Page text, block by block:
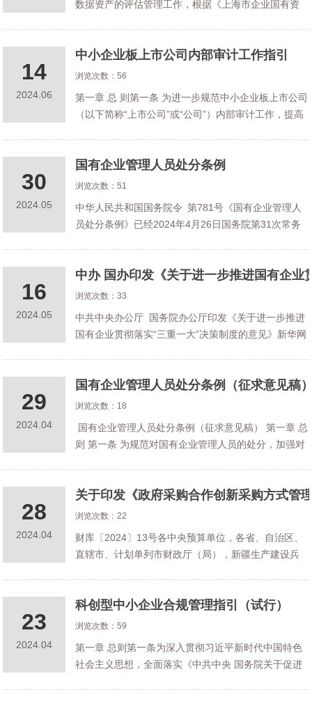
数据资产的评估管理工作，根据《上海市企业国有资
中央企业资产评估
中小企业板上市公司内部审计工作指引
浏览次数：56
第一章 总 则第一条 为进一步规范中小企业板上市公司
（以下简称“上市公司”或“公司”）内部审计工作，提高
法律、法规、规章和《深圳
14
2024.06
国有企业管理人员处分条例
浏览次数：51
中华人民共和国国务院令 第781号《国有企业管理人
员处分条例》已经2024年4月26日国务院第31次常务
例第一章 总
30
2024.05
中办 国办印发《关于进一步推进国有企业
浏览次数：33
中共中央办公厅 国务院办公厅印发《关于进一步推进
国有企业贯彻落实“三重一大”决策制度的意见》新华网
一大”决策制度
16
2024.05
国有企业管理人员处分条例（征求意见稿
浏览次数：18
国有企业管理人员处分条例（征求意见稿） 第一章 总
则 第一条 为规范对国有企业管理人员的处分，加强对
29
2024.04
关于印发《政府采购合作创新采购方式管
浏览次数：22
财库〔2024〕13号各中央预算单位，各省、自治区、
直辖市、计划单列市财政厅（局），新疆生产建设兵
了《政府采购合作创新采购方式管理
28
2024.04
科创型中小企业合规管理指引（试行）
浏览次数：59
第一章 总则第一条为深入贯彻习近平新时代中国特色
社会主义思想，全面落实《中共中央 国务院关于促进
23
2024.04